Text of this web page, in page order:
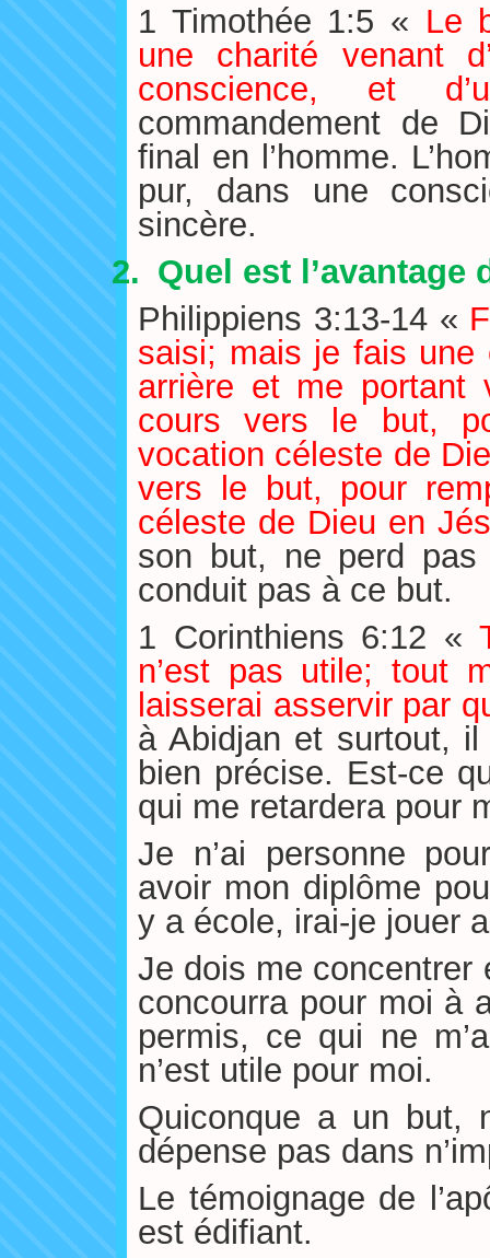
1 Timothée 1:5 « Le
une charité venant
conscience, et
commandement de
final en l’homme.
pur, dans une
sincère.
2. Quel est l’avantage
Philippiens 3:13-14 «
saisi; mais je fais
arrière et me
cours vers le but,
vocation céleste de
vers le but, pour
céleste de Dieu en
son but, ne perd
conduit pas à ce but.
1 Corinthiens 6:12 «
n’est pas utile; tout
laisserai asservir par
à Abidjan et surtout,
bien précise. Est-ce
qui me retardera pour
Je n’ai personne
avoir mon diplôme
y a école, irai-je jouer
Je dois me concentrer
concourra pour moi à
permis, ce qui ne
n’est utile pour moi.
Quiconque a un but,
dépense pas dans
Le témoignage de
est édifiant.